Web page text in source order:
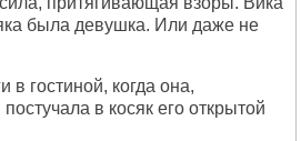
была девушка. Или даже не
в гостиной, когда она,
в косяк его открытой